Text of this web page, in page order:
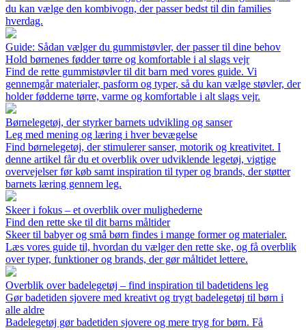
du kan vælge den kombivogn, der passer bedst til din families
hverdag.
Guide: Sådan vælger du gummistøvler, der passer til dine behov
Hold børnenes fødder tørre og komfortable i al slags vejr
Find de rette gummistøvler til dit barn med vores guide. Vi
gennemgår materialer, pasform og typer, så du kan vælge støvler, der
holder fødderne tørre, varme og komfortable i alt slags vejr.
Børnelegetøj, der styrker barnets udvikling og sanser
Leg med mening og læring i hver bevægelse
Find børnelegetøj, der stimulerer sanser, motorik og kreativitet. I
denne artikel får du et overblik over udviklende legetøj, vigtige
overvejelser før køb samt inspiration til typer og brands, der støtter
barnets læring gennem leg.
Skeer i fokus – et overblik over mulighederne
Find den rette ske til dit barns måltider
Skeer til babyer og små børn findes i mange former og materialer.
Læs vores guide til, hvordan du vælger den rette ske, og få overblik
over typer, funktioner og brands, der gør måltidet lettere.
Overblik over badelegetøj – find inspiration til badetidens leg
Gør badetiden sjovere med kreativt og trygt badelegetøj til børn i
alle aldre
Badelegetøj gør badetiden sjovere og mere tryg for børn. Få